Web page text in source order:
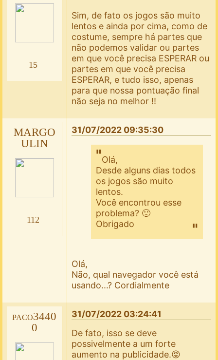
15
Sim, de fato os jogos são muito
lentos e ainda por cima, como de
costume, sempre há partes que
não podemos validar ou partes
em que você precisa ESPERAR ou
partes em que você precisa
ESPERAR, e tudo isso, apenas
para que nossa pontuação final
não seja no melhor !!
MARGO
ULIN
112
31/07/2022 09:35:30
Olá,
Desde alguns dias todos
os jogos são muito
lentos.
Você encontrou esse
problema? 🙁
Obrigado
Olá,
Não, qual navegador você está
usando...? Cordialmente
paco3440
0
31/07/2022 03:24:41
De fato, isso se deve
possivelmente a um forte
aumento na publicidade.😡